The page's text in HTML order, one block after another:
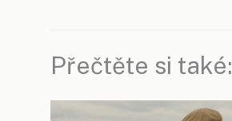
Přečtěte si také: